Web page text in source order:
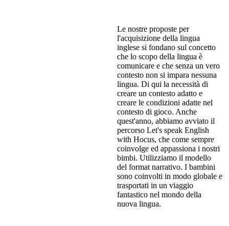
Le nostre proposte per
l'acquisizione della lingua
inglese si fondano sul concetto
che lo scopo della lingua è
comunicare e che senza un vero
contesto non si impara nessuna
lingua. Di qui la necessità di
creare un contesto adatto e
creare le condizioni adatte nel
contesto di gioco. Anche
quest'anno, abbiamo avviato il
percorso Let's speak English
with Hocus, che come sempre
coinvolge ed appassiona i nostri
bimbi. Utilizziamo il modello
del format narrativo. I bambini
sono coinvolti in modo globale e
trasportati in un viaggio
fantastico nel mondo della
nuova lingua.